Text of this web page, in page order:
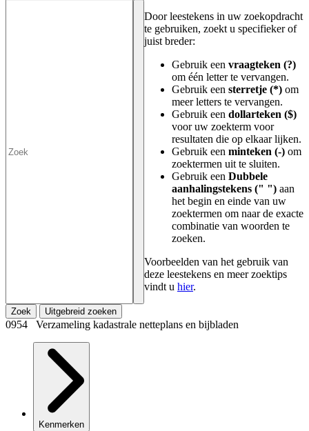
Door leestekens in uw zoekopdracht
te gebruiken, zoekt u specifieker of
juist breder:
Gebruik een vraagteken (?)
om één letter te vervangen.
Gebruik een sterretje (*) om
meer letters te vervangen.
Gebruik een dollarteken ($)
voor uw zoekterm voor
resultaten die op elkaar lijken.
Gebruik een minteken (-) om
zoektermen uit te sluiten.
Gebruik een Dubbele
aanhalingstekens (" ") aan
het begin en einde van uw
zoektermen om naar de exacte
combinatie van woorden te
zoeken.
Voorbeelden van het gebruik van
deze leestekens en meer zoektips
vindt u hier.
Zoek Uitgebreid zoeken
0954 Verzameling kadastrale netteplans en bijbladen
Kenmerken